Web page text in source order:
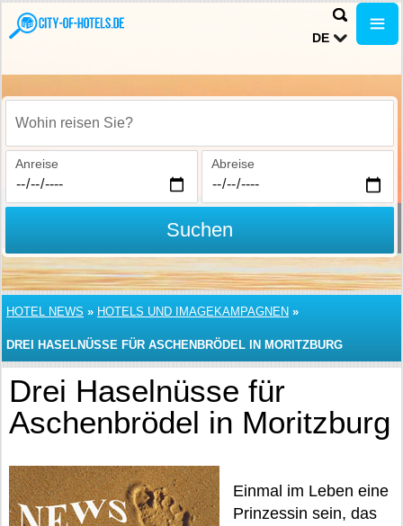
DE
Wohin reisen Sie?
Anreise Abreise
Suchen
HOTEL NEWS » HOTELS UND IMAGEKAMPAGNEN »
DREI HASELNÜSSE FÜR ASCHENBRÖDEL IN MORITZBURG
Drei Haselnüsse für
Aschenbrödel in Moritzburg
Einmal im Leben eine
Prinzessin sein, das